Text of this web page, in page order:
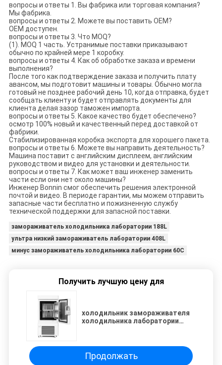
вопросы и ответы 1. Вы фабрика или торговая компания?
Мы фабрика.
вопросы и ответы 2. Можете вы поставить OEM?
OEM доступен.
вопросы и ответы 3. Что MOQ?
(1). MOQ 1 часть. Устранимые поставки приказывают
обычно по крайней мере 1 коробку.
вопросы и ответы 4. Как об обработке заказа и времени
выполнения?
После того как подтверждение заказа и получить плату
авансом, мы подготовит машины и товары. Обычно могла
готовый не позднее рабочий день 10, когда отправка, будет
сообщать клиенту и будет отправлять документы для
клиента делая зазор таможен импорта.
вопросы и ответы 5. Какое качество будет обеспечено?
осмотр 100% новый и качественный перед доставкой от
фабрики.
Стабилизированная коробка экспорта для хорошего пакета.
вопросы и ответы 6. Можете вы направить деятельность?
Машина поставит с английским дисплеем, английским
руководством и видео для установки и деятельности.
вопросы и ответы 7. Как может ваш инженер заменить
части если они нет около машины?
Инженер Bonnin смог обеспечить решения электронной
почтой и видео. В периоде гарантии, мы можем отправить
запасные части бесплатно и пожизненную службу
технической поддержки для запасной поставки.
замораживатель холодильника лаборатории 188L
ультра низкий замораживатель лаборатории 408L
минус замораживатель холодильника лаборатории 60C
Получить лучшую цену для
холодильник замораживателя
холодильника лаборатории
Продолжать